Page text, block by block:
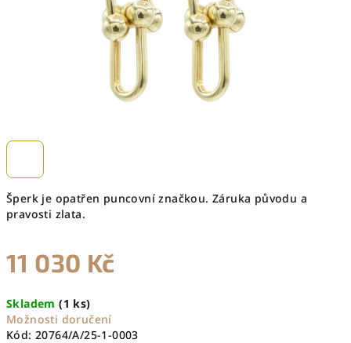
Šperk je opatřen puncovní značkou. Záruka původu a
pravosti zlata.
11 030 Kč
cena:
Skladem(1 ks)
Možnosti doručení
Kód: 20764/A/25-1-0003